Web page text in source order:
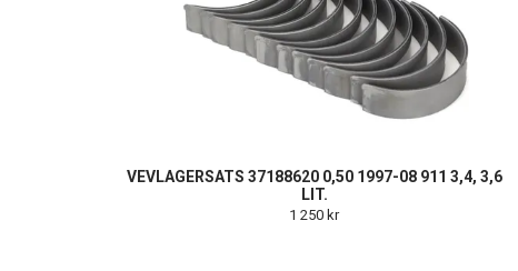
VEVLAGERSATS 37188620 0,50 1997-08 911 3,4, 3,6
LIT.
1 250 kr